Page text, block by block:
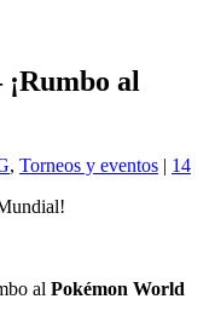
al
, Torneos y eventos | 14
al Pokémon World